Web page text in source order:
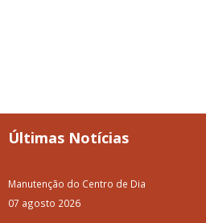
Últimas Notícias
Manutenção do Centro de Dia
07 agosto 2026